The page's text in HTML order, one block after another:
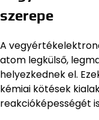
szerepe
A
atom legkülső,
helyezkednek el.
kémiai kötések
reakcióképességét